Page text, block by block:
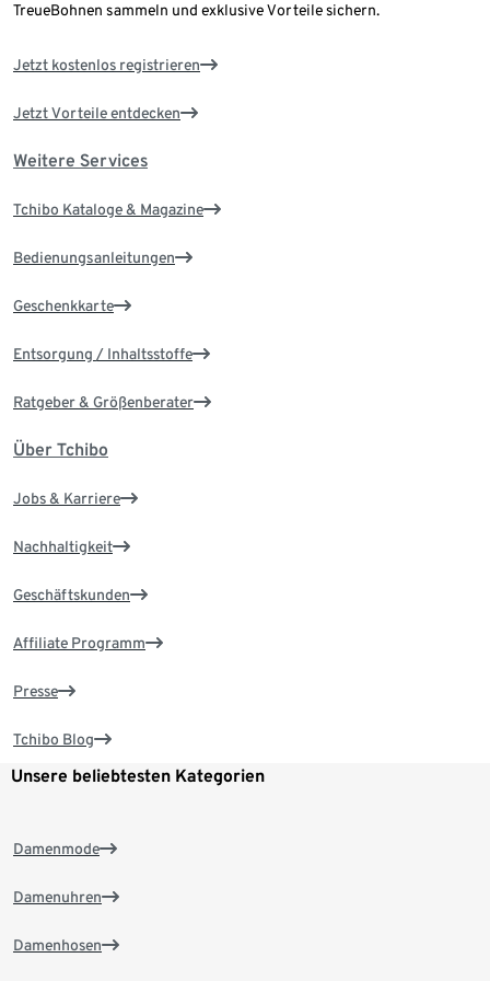
TreueBohnen sammeln und exklusive Vorteile sichern.
Jetzt kostenlos registrieren
Jetzt Vorteile entdecken
Weitere Services
Tchibo Kataloge & Magazine
Bedienungsanleitungen
Geschenkkarte
Entsorgung / Inhaltsstoffe
Ratgeber & Größenberater
Über Tchibo
Jobs & Karriere
Nachhaltigkeit
Geschäftskunden
Affiliate Programm
Presse
Tchibo Blog
Unsere beliebtesten Kategorien
Damenmode
Damenuhren
Damenhosen